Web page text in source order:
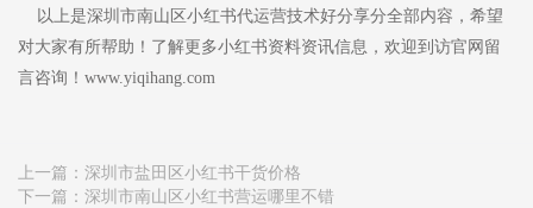
以上是深圳市南山区小红书代运营技术好分享分全部内容，希望
对大家有所帮助！了解更多小红书资料资讯信息，欢迎到访官网留
言咨询！www.yiqihang.com
上一篇： 深圳市盐田区小红书干货价格
下一篇： 深圳市南山区小红书营运哪里不错